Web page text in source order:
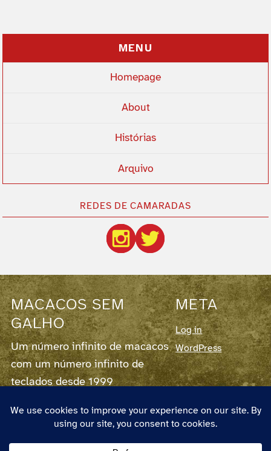
MENU
Homepage
About
Histórias
Arquivo
REDES DE CAMARADAS
MACACOS SEM
GALHO
Um número infinito de macacos
com um número infinito de
teclados desde 1999
fornece RSS para os Postse para os
Comentários.
O autor chama-se Pedro Couto e Santos,
META
Log in
WordPress